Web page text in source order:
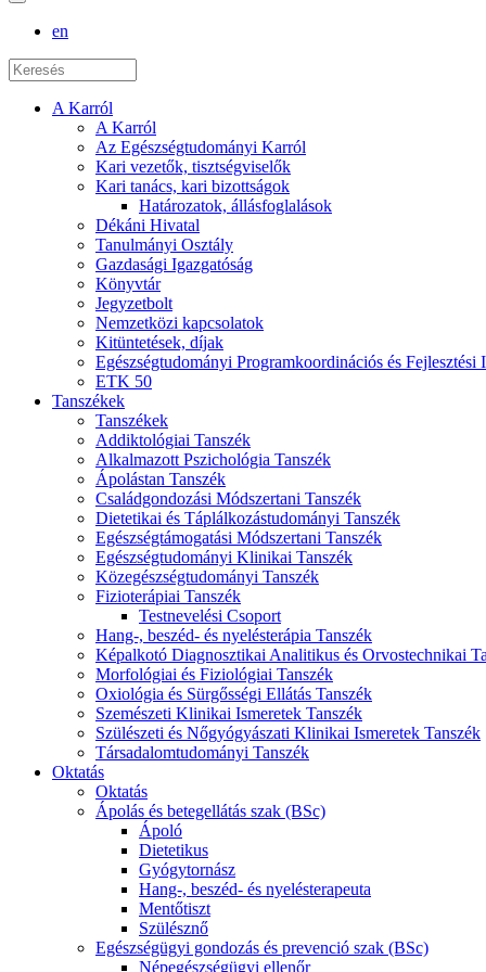
en
A Karról
A Karról
Az Egészségtudományi Karról
Kari vezetők, tisztségviselők
Kari tanács, kari bizottságok
Határozatok, állásfoglalások
Dékáni Hivatal
Tanulmányi Osztály
Gazdasági Igazgatóság
Könyvtár
Jegyzetbolt
Nemzetközi kapcsolatok
Kitüntetések, díjak
Egészségtudományi Programkoordinációs és Fejlesztési
ETK 50
Tanszékek
Tanszékek
Addiktológiai Tanszék
Alkalmazott Pszichológia Tanszék
Ápolástan Tanszék
Családgondozási Módszertani Tanszék
Dietetikai és Táplálkozástudományi Tanszék
Egészségtámogatási Módszertani Tanszék
Egészségtudományi Klinikai Tanszék
Közegészségtudományi Tanszék
Fizioterápiai Tanszék
Testnevelési Csoport
Hang-, beszéd- és nyelésterápia Tanszék
Képalkotó Diagnosztikai Analitikus és Orvostechnikai
Morfológiai és Fiziológiai Tanszék
Oxiológia és Sürgősségi Ellátás Tanszék
Szemészeti Klinikai Ismeretek Tanszék
Szülészeti és Nőgyógyászati Klinikai Ismeretek Tanszék
Társadalomtudományi Tanszék
Oktatás
Oktatás
Ápolás és betegellátás szak (BSc)
Ápoló
Dietetikus
Gyógytornász
Hang-, beszéd- és nyelésterapeuta
Mentőtiszt
Szülésznő
Egészségügyi gondozás és prevenció szak (BSc)
Népegészségügyi ellenőr